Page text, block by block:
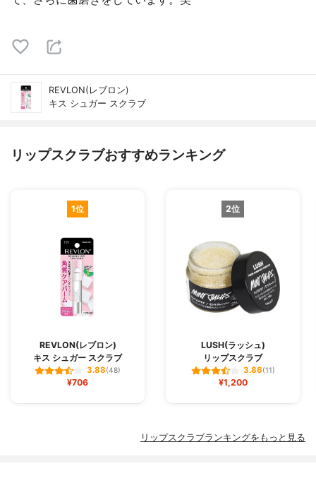
REVLON(レブロン)
キス シュガー スクラブ
リップスクラブおすすめランキング
1位
REVLON(レブロン)
キス シュガー スクラブ
3.88(48)
¥706
2位
LUSH(ラッシュ)
リップスクラブ
3.86(11)
¥1,200
リップスクラブランキングをもっと見る